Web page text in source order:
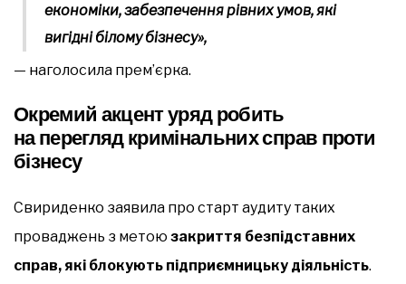
економіки, забезпечення рівних умов, які
вигідні білому бізнесу»,
— наголосила прем’єрка.
Окремий акцент уряд робить
на перегляд кримінальних справ проти
бізнесу
Свириденко заявила про старт аудиту таких
проваджень з метою закриття безпідставних
справ, які блокують підприємницьку діяльність.